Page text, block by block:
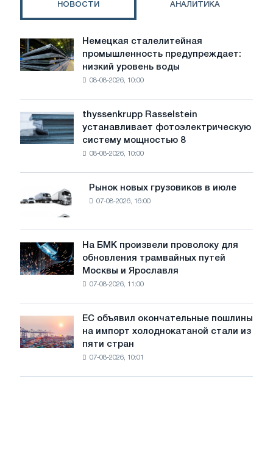
НОВОСТИ АНАЛИТИКА
Немецкая
сталелитейная
промышленность
предупреждает:
воды
угрожает
безопасности
Немецкая сталелитейная
промышленность предупреждает:
низкий уровень воды
08-08-2026, 10:00
thyssenkrupp
Rasselstein
устанавливает
фотоэлектрическую
достижения
целей
обезуглероживания
thyssenkrupp Rasselstein
устанавливает фотоэлектрическую
систему мощностью 8
08-08-2026, 10:00
Рынок
новых
грузовиков
в
июле
Рынок новых грузовиков в июле
07-08-2026, 16:00
На
БМК
произвели
трамвайных
путей
Москвы
Ярославля
На БМК произвели проволоку для
обновления трамвайных путей
Москвы и Ярославля
07-08-2026, 11:00
объявил
окончательные
ЕС объявил окончательные пошлины
на импорт холоднокатаной стали из
пяти стран
07-08-2026, 10:01